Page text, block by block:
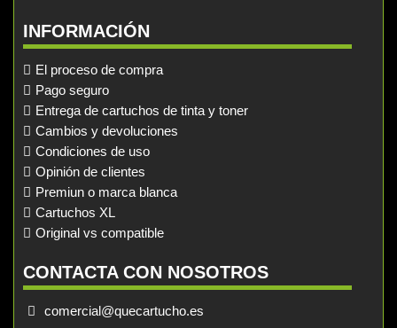
INFORMACIÓN
El proceso de compra
Pago seguro
Entrega de cartuchos de tinta y toner
Cambios y devoluciones
Condiciones de uso
Opinión de clientes
Premiun o marca blanca
Cartuchos XL
Original vs compatible
CONTACTA CON NOSOTROS
comercial@quecartucho.es